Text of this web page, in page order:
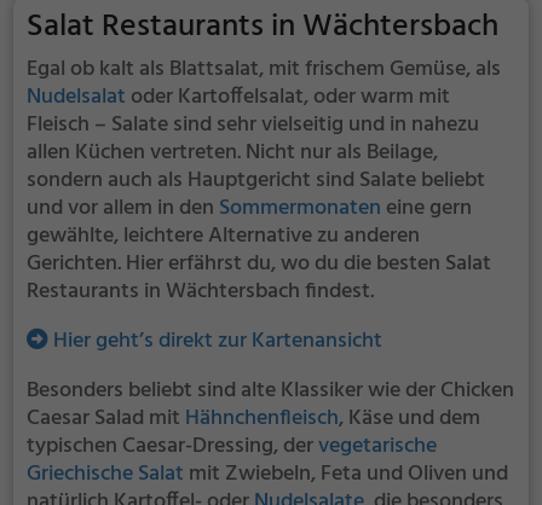
Salat Restaurants in Wächtersbach
Egal ob kalt als Blattsalat, mit frischem Gemüse, als
Nudelsalat oder Kartoffelsalat, oder warm mit
Fleisch – Salate sind sehr vielseitig und in nahezu
allen Küchen vertreten. Nicht nur als Beilage,
sondern auch als Hauptgericht sind Salate beliebt
und vor allem in den Sommermonaten eine gern
gewählte, leichtere Alternative zu anderen
Gerichten. Hier erfährst du, wo du die besten Salat
Restaurants in Wächtersbach findest.
Hier geht’s direkt zur Kartenansicht
Besonders beliebt sind alte Klassiker wie der Chicken
Caesar Salad mit Hähnchenfleisch, Käse und dem
typischen Caesar-Dressing, dervegetarische
Griechische Salat mit Zwiebeln, Feta und Oliven und